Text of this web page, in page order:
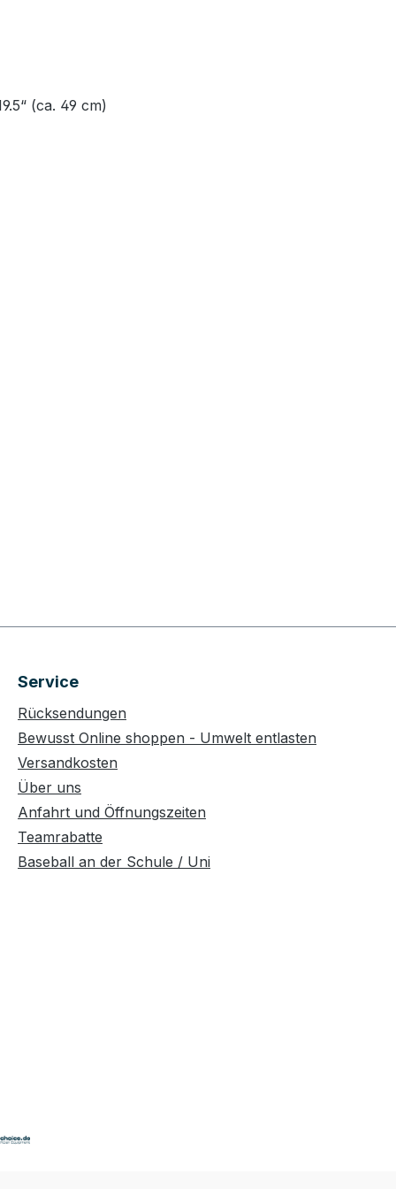
(ca. 49 cm)
Service
Rücksendungen
Bewusst Online shoppen - Umwelt entlasten
Versandkosten
Über uns
Anfahrt und Öffnungszeiten
Teamrabatte
Baseball an der Schule / Uni